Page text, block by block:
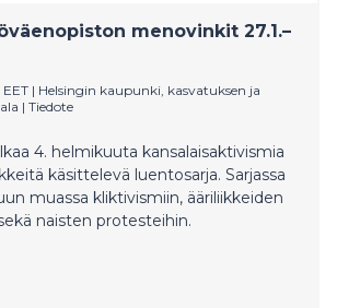
menovinkit 27.1.–
| Helsingin kaupunki, kasvatuksen ja
| Tiedote
4. helmikuuta kansalaisaktivismia
käsittelevä luentosarja. Sarjassa
muassa kliktivismiin, ääriliikkeiden
naisten protesteihin.